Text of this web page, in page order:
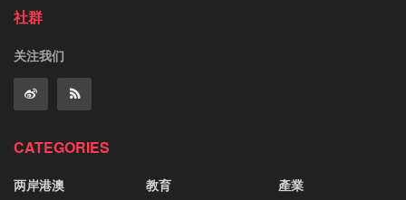
社群
关注我们
CATEGORIES
两岸港澳
教育
產業